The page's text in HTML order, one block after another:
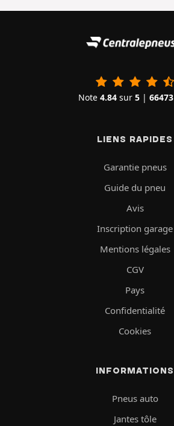
Note 4.84 sur 5 | 66473
LIENS RAPIDES
Garantie pneus
Guide du pneu
Avis
Inscription garage
Mentions légales
CGV
Pays
Confidentialité
Cookies
INFORMATIONS
Pneus auto
Jantes tôle